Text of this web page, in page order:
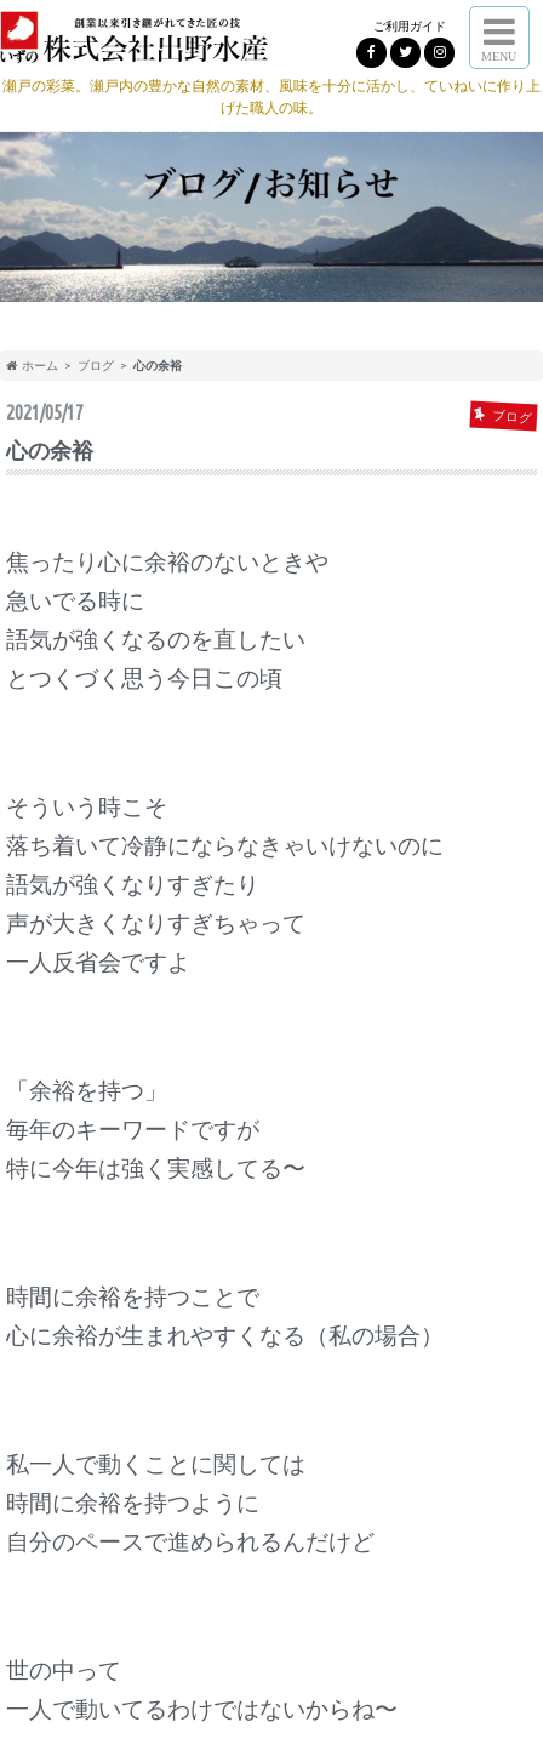
ご利用ガイド
MENU
瀬戸の彩菜。瀬戸内の豊かな自然の素材、風味を十分に活かし、ていねいに作り上
げた職人の味。
ホーム ブログ 心の余裕
2021/05/17 ブログ
心の余裕
焦ったり心に余裕のないときや
急いでる時に
語気が強くなるのを直したい
とつくづく思う今日この頃
そういう時こそ
落ち着いて冷静にならなきゃいけないのに
語気が強くなりすぎたり
声が大きくなりすぎちゃって
一人反省会ですよ
「余裕を持つ」
毎年のキーワードですが
特に今年は強く実感してる〜
時間に余裕を持つことで
心に余裕が生まれやすくなる（私の場合）
私一人で動くことに関しては
時間に余裕を持つように
自分のペースで進められるんだけど
世の中って
一人で動いてるわけではないからね〜